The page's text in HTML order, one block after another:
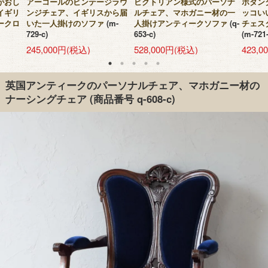
ギリ
クロ
ンジチェア、イギリスから届
いた一人掛けのソファ (m-
729-c)
245,000円(税込)
ルチェア、マホガニー材の一
人掛けアンティークソファ (q-
653-c)
528,000円(税込)
ッコ
チェス
(m-
英国アンティークのパーソナルチェア、マホガニー材の
ナーシングチェア(商品番号 q-608-c)